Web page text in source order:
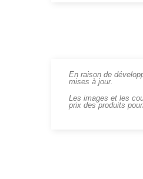
En raison de
mises à jour.
Les images et les
prix des produits